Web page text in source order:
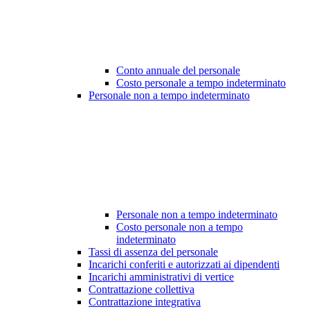
Conto annuale del personale
Costo personale a tempo indeterminato
Personale non a tempo indeterminato
Personale non a tempo indeterminato
Costo personale non a tempo
indeterminato
Tassi di assenza del personale
Incarichi conferiti e autorizzati ai dipendenti
Incarichi amministrativi di vertice
Contrattazione collettiva
Contrattazione integrativa